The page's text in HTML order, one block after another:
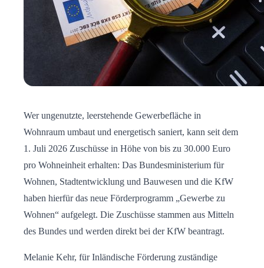
Wer ungenutzte, leerstehende Gewerbefläche in
Wohnraum umbaut und energetisch saniert, kann seit dem
1. Juli 2026 Zuschüsse in Höhe von bis zu 30.000 Euro
pro Wohneinheit erhalten: Das Bundesministerium für
Wohnen, Stadtentwicklung und Bauwesen und die KfW
haben hierfür das neue Förderprogramm „Gewerbe zu
Wohnen“ aufgelegt. Die Zuschüsse stammen aus Mitteln
des Bundes und werden direkt bei der KfW beantragt.
Melanie Kehr, für Inländische Förderung zuständige